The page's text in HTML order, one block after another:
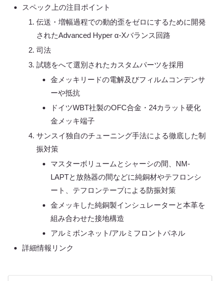
スペック上の注目ポイント
伝送・増幅過程での動的歪をゼロにするために開発
されたAdvanced Hyper α-Xバランス回路
司法
試聴をへて選別されたカスタムパーツを採用
金メッキリードの電解及びフィルムコンデンサ
ーや抵抗
ドイツWBT社製のOFC合金・24カラット硬化
金メッキ端子
サンスイ独自のチューニング手法による徹底した制
振対策
マスターボリュームとシャーシの間、NM-
LAPTと放熱器の間などに純銅材やテフロンシ
ート、テフロンテープによる防振対策
金メッキした純銅製インシュレーターと本革を
組み合わせた接地構造
アルミボンネット/アルミフロントパネル
詳細情報リンク